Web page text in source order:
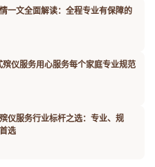
一文全面解读：全程专业有保障的
仪服务用心服务每个家庭专业规范
仪服务行业标杆之选：专业、规
选